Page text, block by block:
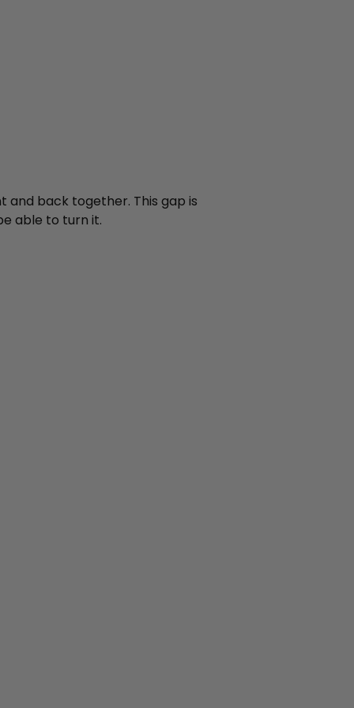
back together. This gap is
able to turn it.